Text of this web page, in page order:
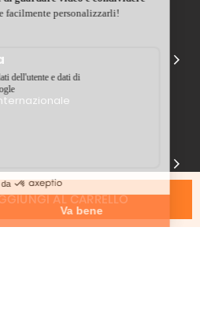
AL CARRELLO